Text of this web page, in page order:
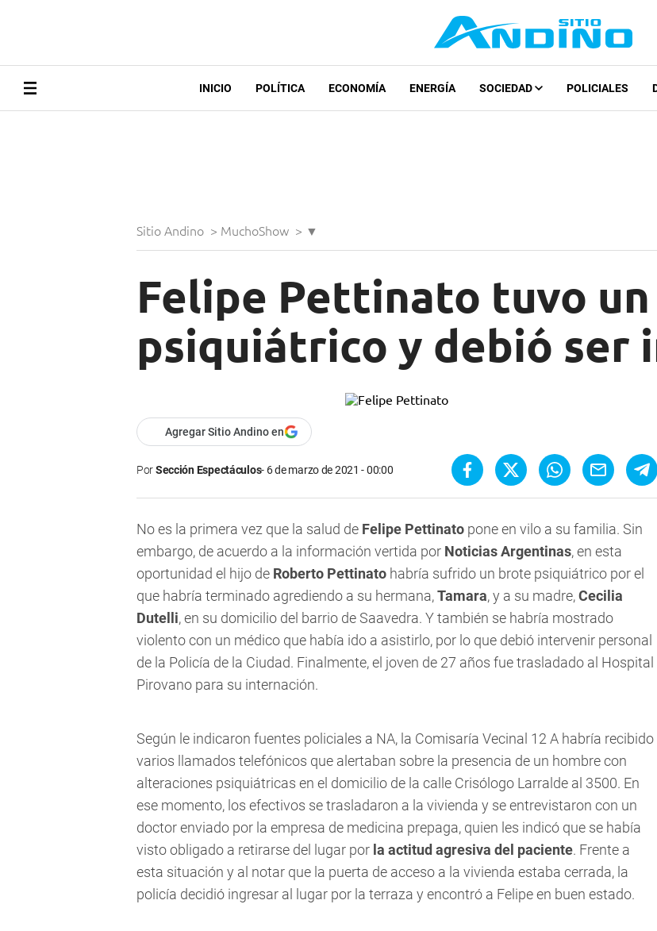
INICIO POLÍTICA ECONOMÍA ENERGÍA SOCIEDAD POLICIALES
Sitio Andino > MuchoShow > ▼
Felipe Pettinato tuvo
psiquiátrico y debió ser
Agregar Sitio Andino en
PorSección Espectáculos 6 de marzo de 2021 - 00:00
No es la primera vez que la salud de Felipe Pettinato pone en vilo a su familia. Sin
embargo, de acuerdo a la información vertida por Noticias Argentinas, en esta
oportunidad el hijo de Roberto Pettinato habría sufrido un brote psiquiátrico por el
que habría terminado agrediendo a su hermana,Tamara, y a su madre,Cecilia
Dutelli, en su domicilio del barrio de Saavedra. Y también se habría mostrado
violento con un médico que había ido a asistirlo, por lo que debió intervenir personal
de la Policía de la Ciudad. Finalmente, el joven de 27 años fue trasladado al Hospital
Pirovano para su internación.
Según le indicaron fuentes policiales a NA, la Comisaría Vecinal 12 A habría recibido
varios llamados telefónicos que alertaban sobre la presencia de un hombre con
alteraciones psiquiátricas en el domicilio de la calle Crisólogo Larralde al 3500. En
ese momento, los efectivos se trasladaron a la vivienda y se entrevistaron con un
doctor enviado por la empresa de medicina prepaga, quien les indicó que se había
visto obligado a retirarse del lugar por la actitud agresiva del paciente. Frente a
esta situación y al notar que la puerta de acceso a la vivienda estaba cerrada, la
policía decidió ingresar al lugar por la terraza y encontró a Felipe en buen estado.